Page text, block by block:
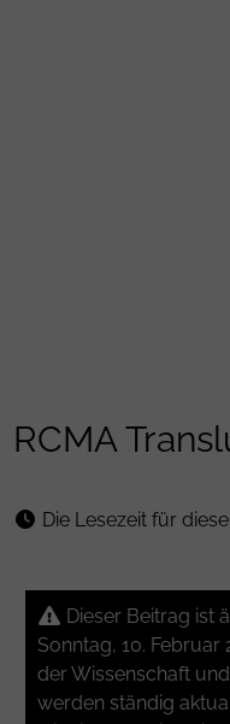
RCMA
Die Lesezeit für
Dieser Beitrag ist
Sonntag, 10. Februar
der Wissenschaft
werden ständig